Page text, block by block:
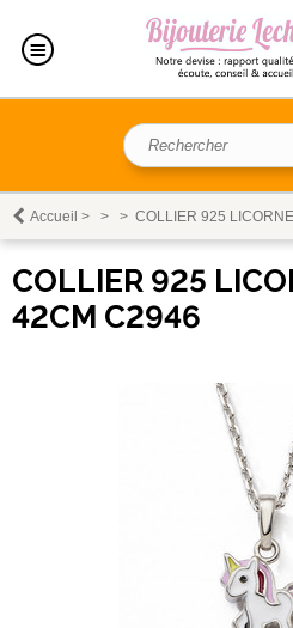
Accueil > > > COLLIER 925
COLLIER 925
42CM C2946